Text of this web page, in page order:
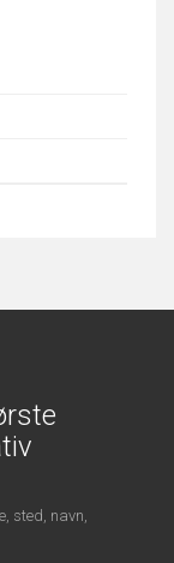
sted, navn,